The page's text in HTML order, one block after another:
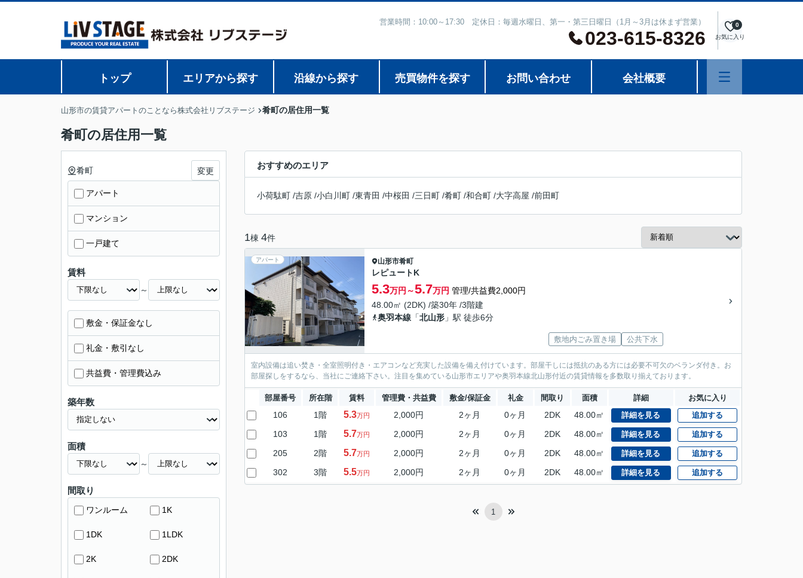
営業時間：10:00～17:30 定休日：毎週水曜日、第一・第三日曜日（1月～3月は休まず営業）
023-615-8326 お気に入り
0
トップ エリアから探す 沿線から探す 売買物件を探す お問い合わせ 会社概要
山形市の賃貸アパートのことなら株式会社リブステージ 肴町の居住用一覧
肴町の居住用一覧
おすすめのエリア
小荷駄町 /吉原 /小白川町 /東青田 /中桜田 /三日町 /肴町 /和合町 /大字高屋 /前田町
1棟 4件
アパート 山形市肴町
レピュートK
5.3万円～5.7万円 管理/共益費2,000円
48.00㎡ (2DK) /築30年 /3階建
奥羽本線 「北山形 」駅 徒歩6分
敷地内ごみ置き場 公共下水
室内設備は追い焚き・全室照明付き・エアコンなど充実した設備を備え付けています。部屋干しには抵抗のある方には必要不可欠のベランダ付き。お
部屋探しをするなら、当社にご連絡下さい。注目を集めている山形市エリアや奥羽本線北山形付近の賃貸情報を多数取り揃えております。
部屋番号 所在階 賃料 管理費・共益費 敷金/保証金 礼金 間取り 面積 詳細 お気に入り
106 1階 5.3万円 2,000円 2ヶ月 0ヶ月 2DK 48.00㎡ 詳細を見る 追加する
103 1階 5.7万円 2,000円 2ヶ月 0ヶ月 2DK 48.00㎡ 詳細を見る 追加する
205 2階 5.7万円 2,000円 2ヶ月 0ヶ月 2DK 48.00㎡ 詳細を見る 追加する
302 3階 5.5万円 2,000円 2ヶ月 0ヶ月 2DK 48.00㎡ 詳細を見る 追加する
1
肴町 変更
アパート
マンション
一戸建て
賃料
～
敷金・保証金なし
礼金・敷引なし
共益費・管理費込み
築年数
面積
～
間取り
ワンルーム 1K
1DK 1LDK
2K 2DK